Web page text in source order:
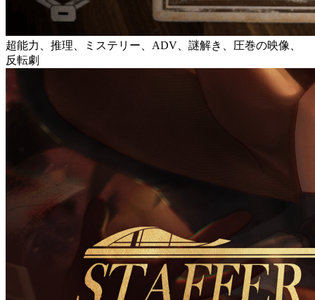
超能力、推理、ミステリー、ADV、謎解き、圧巻の映像、
反転劇